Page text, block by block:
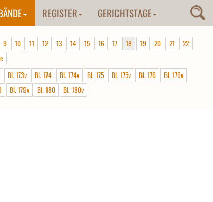
REGISTER GERICHTSTAGE
9 10 11 12 13 14 15 16 17 18 19 20 21
22
Bl. 173v Bl. 174 Bl. 174v Bl. 175 Bl. 175v Bl. 176
Bl. 176v
Bl. 179v Bl. 180 Bl. 180v